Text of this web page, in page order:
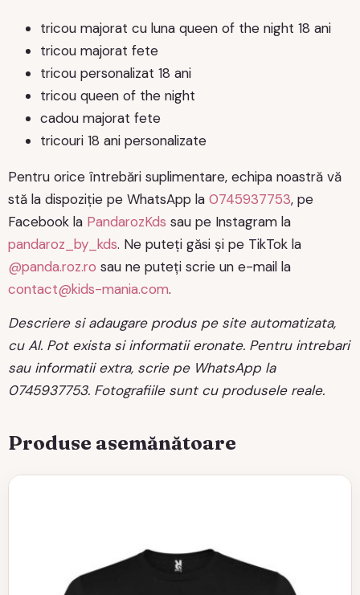
tricou majorat cu luna queen of the night 18 ani
tricou majorat fete
tricou personalizat 18 ani
tricou queen of the night
cadou majorat fete
tricouri 18 ani personalizate
Pentru orice întrebări suplimentare, echipa noastră vă
stă la dispoziție pe WhatsApp la 0745937753, pe
Facebook la PandarozKds sau pe Instagram la
pandaroz_by_kds. Ne puteți găsi și pe TikTok la
@panda.roz.ro sau ne puteți scrie un e-mail la
contact@kids-mania.com.
Descriere si adaugare produs pe site automatizata,
cu AI. Pot exista si informatii eronate. Pentru intrebari
sau informatii extra, scrie pe WhatsApp la
0745937753. Fotografiile sunt cu produsele reale.
Produse asemănătoare
Acest